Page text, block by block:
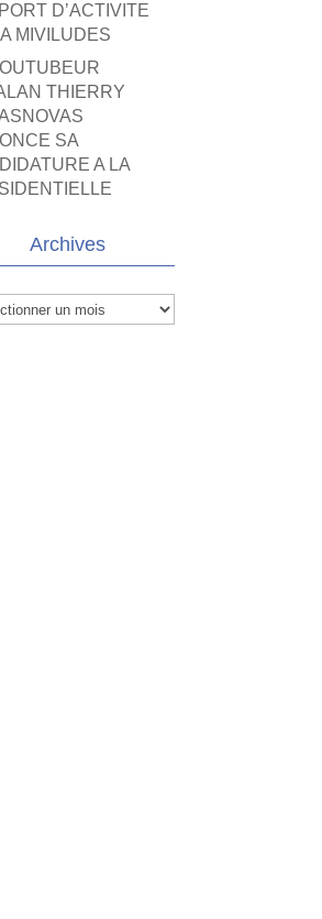
D’ACTIVITE
MIVILUDES
THIERRY
SA
A LA
Archives